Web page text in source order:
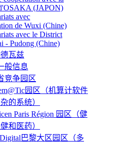
(JAPON)
avec
de Wuxi (Chine)
avec le District
- Pudong (Chine)
瓦兹
般信息
竞争园区
园区（机算计软件
的系统）
Paris Région 园区（健
和医药）
巴黎大区园区（多